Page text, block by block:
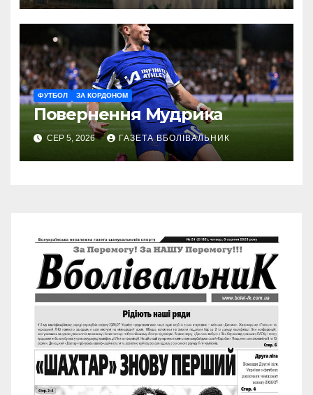
ФУТБОЛ ЗА КОРДОНОМ
Повернення Мудрика
СЕР 5, 2026 ГАЗЕТА ВБОЛІВАЛЬНИК